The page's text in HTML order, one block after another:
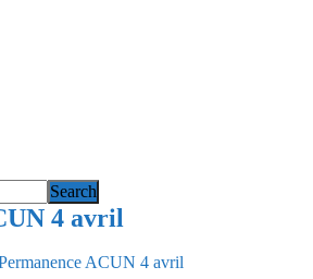
4 avril
ACUN 4 avril